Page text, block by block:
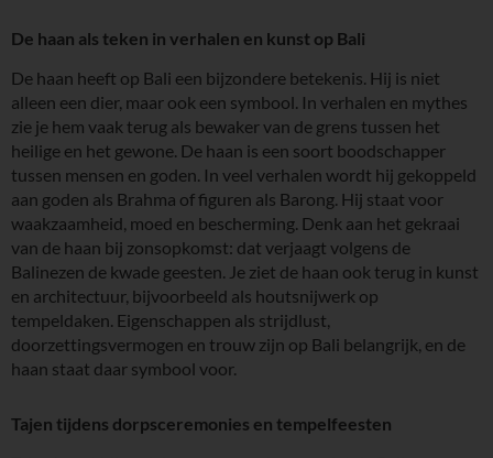
De haan als teken in verhalen en kunst op Bali
De haan heeft op Bali een bijzondere betekenis. Hij is niet
alleen een dier, maar ook een symbool. In verhalen en mythes
zie je hem vaak terug als bewaker van de grens tussen het
heilige en het gewone. De haan is een soort boodschapper
tussen mensen en goden. In veel verhalen wordt hij gekoppeld
aan goden als Brahma of figuren als Barong. Hij staat voor
waakzaamheid, moed en bescherming. Denk aan het gekraai
van de haan bij zonsopkomst: dat verjaagt volgens de
Balinezen de kwade geesten. Je ziet de haan ook terug in kunst
en architectuur, bijvoorbeeld als houtsnijwerk op
tempeldaken. Eigenschappen als strijdlust,
doorzettingsvermogen en trouw zijn op Bali belangrijk, en de
haan staat daar symbool voor.
Tajen tijdens dorpsceremonies en tempelfeesten